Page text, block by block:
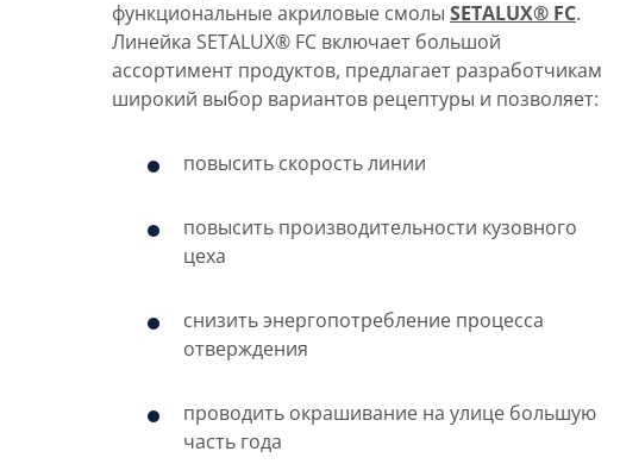
функциональные акриловые смолы SETALUX® FC.
Линейка SETALUX® FC включает большой
ассортимент продуктов, предлагает разработчикам
широкий выбор вариантов рецептуры и позволяет:
повысить скорость линии
повысить производительности кузовного
цеха
снизить энергопотребление процесса
отверждения
проводить окрашивание на улице большую
часть года